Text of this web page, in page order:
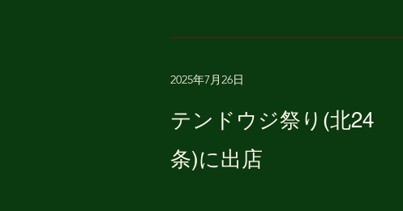
2025年7月26日
テンドウジ祭り(北24
条)に出店